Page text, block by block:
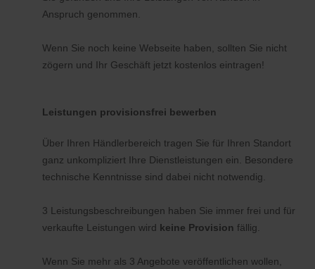
Anspruch genommen.
Wenn Sie noch keine Webseite haben, sollten Sie nicht
zögern und Ihr Geschäft jetzt kostenlos eintragen!
Leistungen provisionsfrei bewerben
Über Ihren Händlerbereich tragen Sie für Ihren Standort
ganz unkompliziert Ihre Dienstleistungen ein. Besondere
technische Kenntnisse sind dabei nicht notwendig.
3 Leistungsbeschreibungen haben Sie immer frei und für
verkaufte Leistungen wird keine Provision fällig.
Wenn Sie mehr als 3 Angebote veröffentlichen wollen,